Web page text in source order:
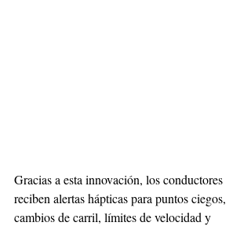
Gracias a esta innovación, los conductores
reciben alertas hápticas para puntos ciegos,
cambios de carril, límites de velocidad y